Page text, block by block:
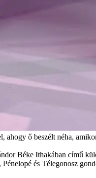
ahogy ő beszélt néha,
Béke Ithakában című
és Télegonosz